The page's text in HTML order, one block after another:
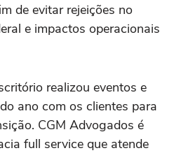
de evitar rejeições no
e impactos operacionais
realizou eventos e
ano com os clientes para
CGM Advogados é
full service que atende